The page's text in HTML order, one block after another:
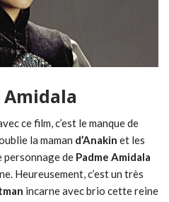
Amidala
ce film, c’est le manque de
la maman d’Anakin et les
personnage de Padme Amidala
Heureusement, c’est un très
incarne avec brio cette reine